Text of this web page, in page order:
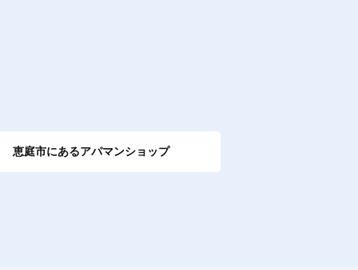
恵庭市にあるアパマンショップ